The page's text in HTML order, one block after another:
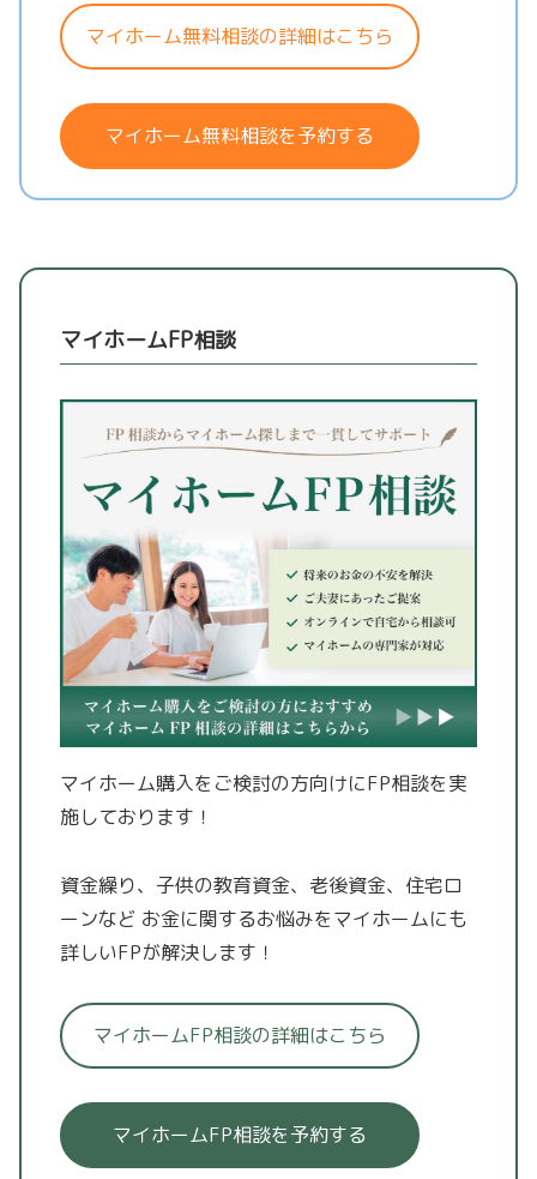
マイホーム無料相談の詳細はこちら
マイホーム無料相談を予約する
マイホームFP相談
マイホーム購入をご検討の方向けにFP相談を実
施しております！
資金繰り、子供の教育資金、老後資金、住宅ロ
ーンなど お金に関するお悩みをマイホームにも
詳しいFPが解決します！
マイホームFP相談の詳細はこちら
マイホームFP相談を予約する